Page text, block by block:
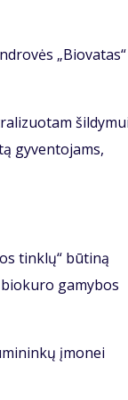
„Biovatas“
gyventojams,
tinklų“ būtiną
gamybos
įmonei